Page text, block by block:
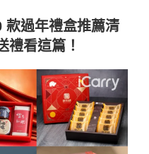
款過年禮盒推薦清
禮看這篇！